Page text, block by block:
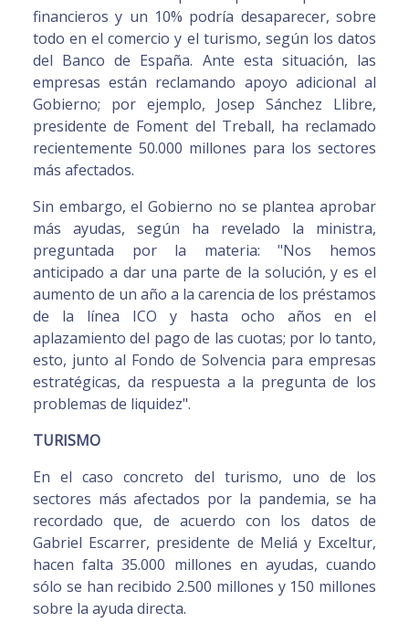
financieros y un 10% podría desaparecer, sobre
todo en el comercio y el turismo, según los datos
del Banco de España. Ante esta situación, las
empresas están reclamando apoyo adicional al
Gobierno; por ejemplo, Josep Sánchez Llibre,
presidente de Foment del Treball, ha reclamado
recientemente 50.000 millones para los sectores
más afectados.
Sin embargo, el Gobierno no se plantea aprobar
más ayudas, según ha revelado la ministra,
preguntada por la materia: "Nos hemos
anticipado a dar una parte de la solución, y es el
aumento de un año a la carencia de los préstamos
de la línea ICO y hasta ocho años en el
aplazamiento del pago de las cuotas; por lo tanto,
esto, junto al Fondo de Solvencia para empresas
estratégicas, da respuesta a la pregunta de los
problemas de liquidez".
TURISMO
En el caso concreto del turismo, uno de los
sectores más afectados por la pandemia, se ha
recordado que, de acuerdo con los datos de
Gabriel Escarrer, presidente de Meliá y Exceltur,
hacen falta 35.000 millones en ayudas, cuando
sólo se han recibido 2.500 millones y 150 millones
sobre la ayuda directa.